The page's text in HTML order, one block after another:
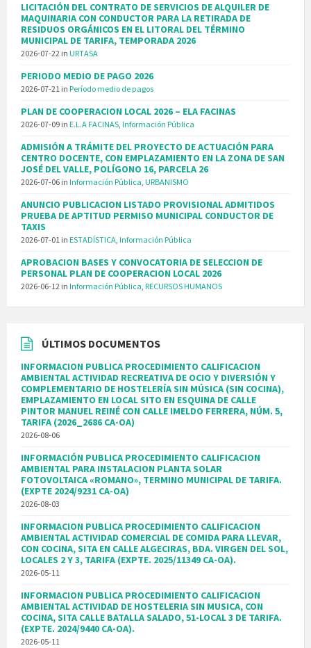
LICITACIÓN DEL CONTRATO DE SERVICIOS DE ALQUILER DE
MAQUINARIA CON CONDUCTOR PARA LA RETIRADA DE
RESIDUOS ORGÁNICOS EN EL LITORAL DEL TÉRMINO
MUNICIPAL DE TARIFA, TEMPORADA 2026
2026-07-22 in URTASA
PERIODO MEDIO DE PAGO 2026
2026-07-21 in Período medio de pagos
PLAN DE COOPERACION LOCAL 2026 – ELA FACINAS
2026-07-09 in E.L.A FACINAS, Información Pública
ADMISIÓN A TRÁMITE DEL PROYECTO DE ACTUACIÓN PARA
CENTRO DOCENTE, CON EMPLAZAMIENTO EN LA ZONA DE SAN
JOSÉ DEL VALLE, POLÍGONO 16, PARCELA 26
2026-07-06 in Información Pública, URBANISMO
ANUNCIO PUBLICACION LISTADO PROVISIONAL ADMITIDOS
PRUEBA DE APTITUD PERMISO MUNICIPAL CONDUCTOR DE
TAXIS
2026-07-01 in ESTADÍSTICA, Información Pública
APROBACION BASES Y CONVOCATORIA DE SELECCION DE
PERSONAL PLAN DE COOPERACION LOCAL 2026
2026-06-12 in Información Pública, RECURSOS HUMANOS
ÚLTIMOS DOCUMENTOS
INFORMACION PUBLICA PROCEDIMIENTO CALIFICACION
AMBIENTAL ACTIVIDAD RECREATIVA DE OCIO Y DIVERSIÓN Y
COMPLEMENTARIO DE HOSTELERÍA SIN MÚSICA (SIN COCINA),
EMPLAZAMIENTO EN LOCAL SITO EN ESQUINA DE CALLE
PINTOR MANUEL REINÉ CON CALLE IMELDO FERRERA, NÚM. 5,
TARIFA (2026_2686 CA-OA)
2026-08-06
INFORMACIÓN PUBLICA PROCEDIMIENTO CALIFICACION
AMBIENTAL PARA INSTALACION PLANTA SOLAR
FOTOVOLTAICA «ROMANO», TERMINO MUNICIPAL DE TARIFA.
(EXPTE 2024/9231 CA-OA)
2026-08-03
INFORMACION PUBLICA PROCEDIMIENTO CALIFICACION
AMBIENTAL ACTIVIDAD COMERCIAL DE COMIDA PARA LLEVAR,
CON COCINA, SITA EN CALLE ALGECIRAS, BDA. VIRGEN DEL SOL,
LOCALES 2 Y 3, TARIFA (EXPTE. 2025/11349 CA-OA).
2026-05-11
INFORMACION PUBLICA PROCEDIMIENTO CALIFICACION
AMBIENTAL ACTIVIDAD DE HOSTELERIA SIN MUSICA, CON
COCINA, SITA CALLE BATALLA SALADO, 51-LOCAL 3 DE TARIFA.
(EXPTE. 2024/9440 CA-OA).
2026-05-11